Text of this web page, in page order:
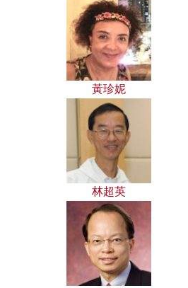
黃珍妮
林超英